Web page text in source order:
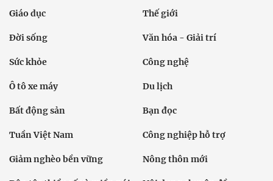
Giáo dục Thế giới
Đời sống Văn hóa - Giải trí
Sức khỏe Công nghệ
Ô tô xe máy Du lịch
Bất động sản Bạn đọc
Tuần Việt Nam Công nghiệp hỗ trợ
Giảm nghèo bền vững Nông thôn mới